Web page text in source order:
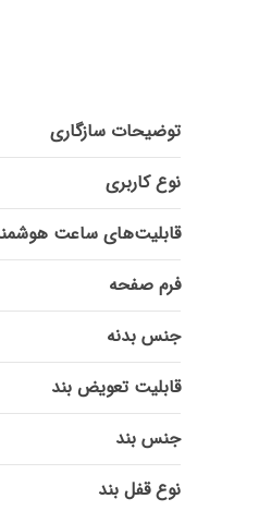
توضیحات سازگاری
نوع کاربری
قابلیت‌های ساعت
فرم صفحه
جنس بدنه
قابلیت تعویض بند
جنس بند
نوع قفل بند